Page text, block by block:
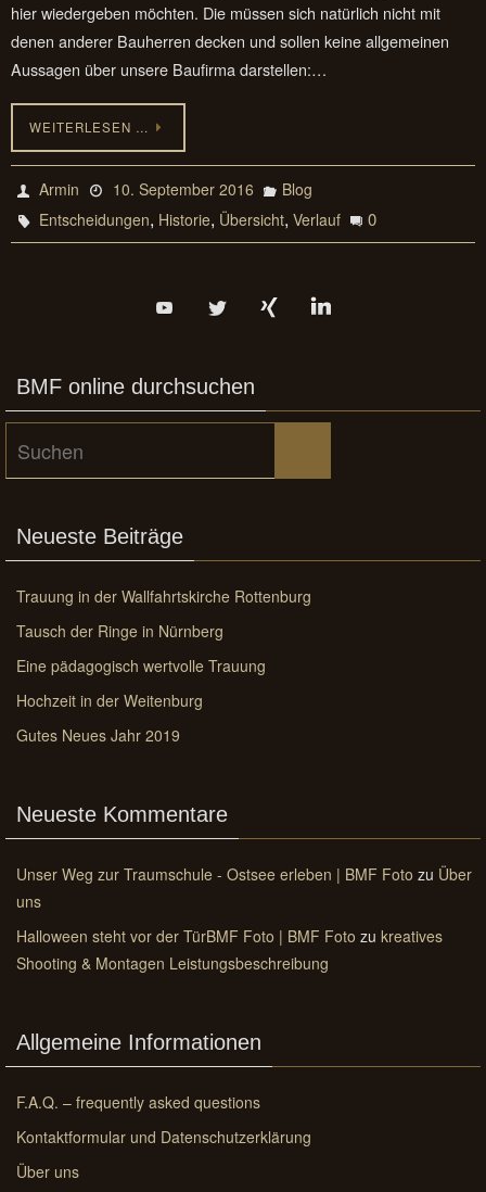
hier wiedergeben möchten. Die müssen sich natürlich nicht mit
denen anderer Bauherren decken und sollen keine allgemeinen
Aussagen über unsere Baufirma darstellen:…
WEITERLESEN …
Armin 10. September 2016
Blog
Entscheidungen, Historie, Übersicht,Verlauf 0
BMF online durchsuchen
Neueste Beiträge
Trauung in der Wallfahrtskirche Rottenburg
Tausch der Ringe in Nürnberg
Eine pädagogisch wertvolle Trauung
Hochzeit in der Weitenburg
Gutes Neues Jahr 2019
Neueste Kommentare
Unser Weg zur Traumschule - Ostsee erleben | BMF Foto zu Über
uns
Halloween steht vor der TürBMF Foto | BMF Foto zu kreatives
Shooting & Montagen Leistungsbeschreibung
Allgemeine Informationen
F.A.Q. – frequently asked questions
Kontaktformular und Datenschutzerklärung
Über uns